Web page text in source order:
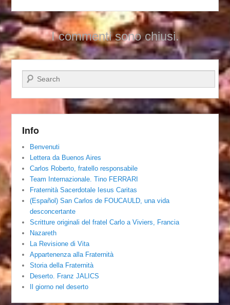
I commenti sono chiusi.
Cerca
Info
Benvenuti
Lettera da Buenos Aires
Carlos Roberto, fratello responsabile
Team Internazionale. Tino FERRARI
Fraternità Sacerdotale Iesus Caritas
(Español) San Carlos de FOUCAULD, una vida
desconcertante
Scritture originali del fratel Carlo a Viviers, Francia
Nazareth
La Revisione di Vita
Appartenenza alla Fraternità
Storia della Fraternità
Deserto. Franz JALICS
Il giorno nel deserto